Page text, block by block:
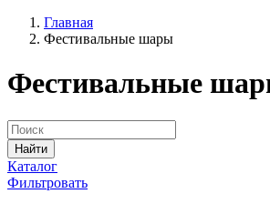
Главная
Фестивальные шары
Фестивальные
Найти
Каталог
Фильтровать